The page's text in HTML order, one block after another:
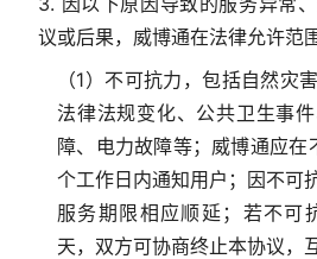
议或后果，威博通在法律允许范
（1）不可抗力，包括自然灾
法律法规变化、公共卫生事
障、电力故障等；威博通应在
个工作日内通知用户；因不可
服务期限相应顺延；若不可
天，双方可协商终止本协议，